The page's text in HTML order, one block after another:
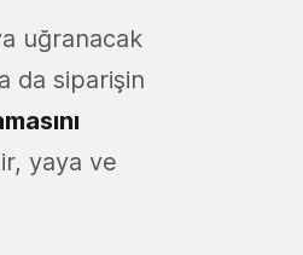
uğranacak
da siparişin
yaya ve